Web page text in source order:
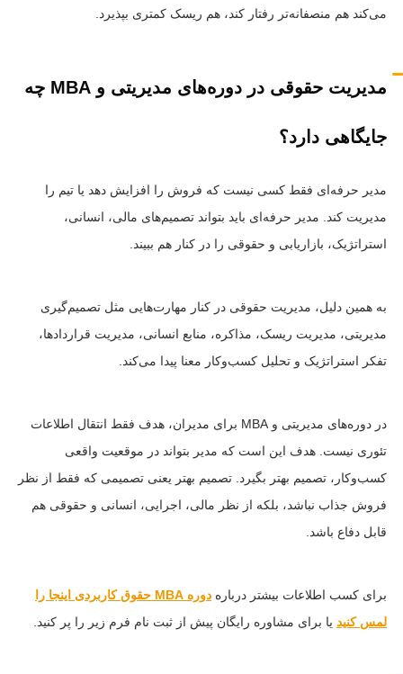
می‌کند هم منصفانه‌تر رفتار کند، هم ریسک کمتری بپذیرد.
مدیریت حقوقی در دوره‌های مدیریتی و MBA چه
جایگاهی دارد؟
مدیر حرفه‌ای فقط کسی نیست که فروش را افزایش دهد یا تیم را
مدیریت کند. مدیر حرفه‌ای باید بتواند تصمیم‌های مالی، انسانی،
استراتژیک، بازاریابی و حقوقی را در کنار هم ببیند.
به همین دلیل، مدیریت حقوقی در کنار مهارت‌هایی مثل تصمیم‌گیری
مدیریتی، مدیریت ریسک، مذاکره، منابع انسانی، مدیریت قراردادها،
تفکر استراتژیک و تحلیل کسب‌وکار معنا پیدا می‌کند.
در دوره‌های مدیریتی و MBA برای مدیران، هدف فقط انتقال اطلاعات
تئوری نیست. هدف این است که مدیر بتواند در موقعیت واقعی
کسب‌وکار، تصمیم بهتر بگیرد. تصمیم بهتر یعنی تصمیمی که فقط از نظر
فروش جذاب نباشد، بلکه از نظر مالی، اجرایی، انسانی و حقوقی هم
قابل دفاع باشد.
برای کسب اطلاعات بیشتر درباره
دوره MBA حقوق کاربردی اینجا را
لمس کنید یا برای مشاوره رایگان پیش از ثبت نام فرم زیر را پر کنید.